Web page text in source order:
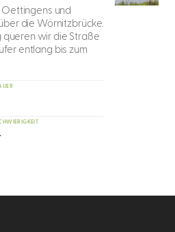
und
die Wörnitzbrücke.
queren wir die Straße
entlang bis zum